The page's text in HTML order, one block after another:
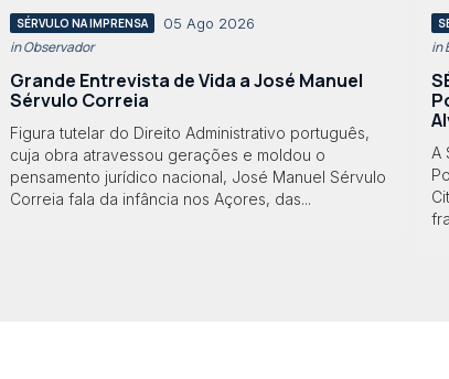
SÉRVULO NA IMPRENSA 05 Ago 2026
in Observador
Grande Entrevista de Vida a José Manuel
Sérvulo Correia
Figura tutelar do Direito Administrativo português,
cuja obra atravessou gerações e moldou o
pensamento jurídico nacional, José Manuel Sérvulo
Correia fala da infância nos Açores, das...
in
A